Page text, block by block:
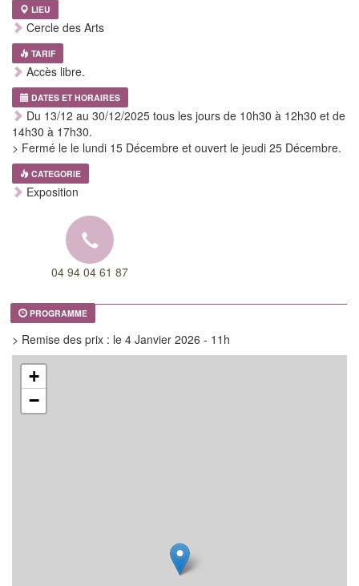
LIEU
Cercle des Arts
TARIF
Accès libre.
DATES ET HORAIRES
Du 13/12 au 30/12/2025 tous les jours de 10h30 à 12h30 et de
14h30 à 17h30.
> Fermé le le lundi 15 Décembre et ouvert le jeudi 25 Décembre.
CATEGORIE
Exposition
04 94 04 61 87
PROGRAMME
> Remise des prix : le 4 Janvier 2026 - 11h
+
−